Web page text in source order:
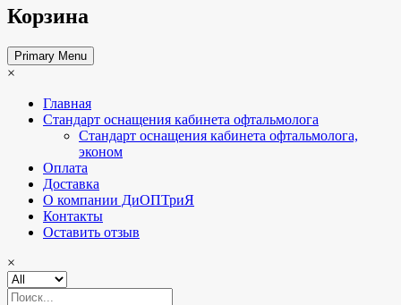
Корзина
Primary Menu
×
Главная
Стандарт оснащения кабинета офтальмолога
Стандарт оснащения кабинета офтальмолога,
эконом
Оплата
Доставка
О компании ДиОПТриЯ
Контакты
Оставить отзыв
×